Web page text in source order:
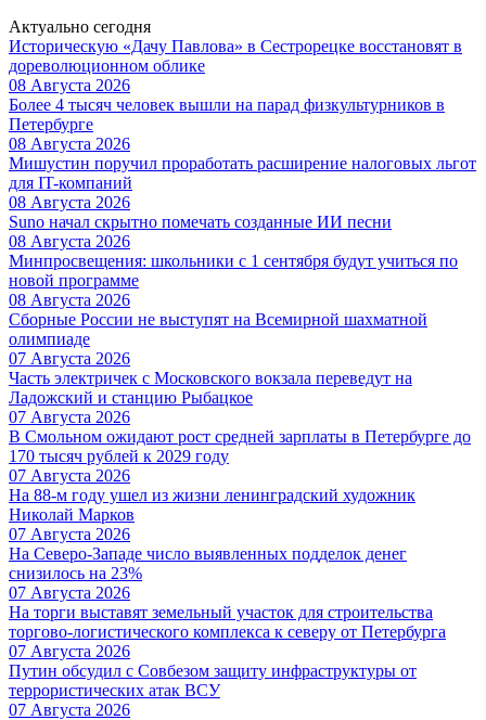
Актуально сегодня
Историческую «Дачу Павлова» в Сестрорецке восстановят в
дореволюционном облике
08 Августа 2026
Более 4 тысяч человек вышли на парад физкультурников в
Петербурге
08 Августа 2026
Мишустин поручил проработать расширение налоговых льгот
для IT-компаний
08 Августа 2026
Suno начал скрытно помечать созданные ИИ песни
08 Августа 2026
Минпросвещения: школьники с 1 сентября будут учиться по
новой программе
08 Августа 2026
Сборные России не выступят на Всемирной шахматной
олимпиаде
07 Августа 2026
Часть электричек с Московского вокзала переведут на
Ладожский и станцию Рыбацкое
07 Августа 2026
В Смольном ожидают рост средней зарплаты в Петербурге до
170 тысяч рублей к 2029 году
07 Августа 2026
На 88-м году ушел из жизни ленинградский художник
Николай Марков
07 Августа 2026
На Северо-Западе число выявленных подделок денег
снизилось на 23%
07 Августа 2026
На торги выставят земельный участок для строительства
торгово-логистического комплекса к северу от Петербурга
07 Августа 2026
Путин обсудил с Совбезом защиту инфраструктуры от
террористических атак ВСУ
07 Августа 2026